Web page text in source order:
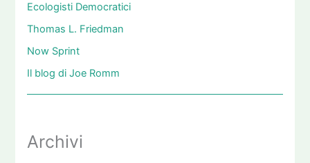
Ecologisti Democratici
Thomas L. Friedman
Now Sprint
Il blog di Joe Romm
Archivi